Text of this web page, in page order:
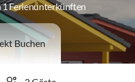
1 Ferienunterkünften
Buchen